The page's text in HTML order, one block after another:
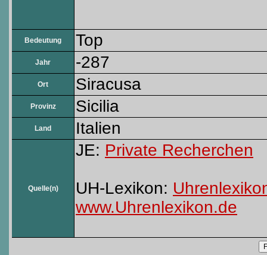
Bedeutung Top
Jahr -287
Ort Siracusa
Provinz Sicilia
Land Italien
Quelle(n)
JE: Private Recherchen
UH-Lexikon:
www.Uhrenlexikon.de